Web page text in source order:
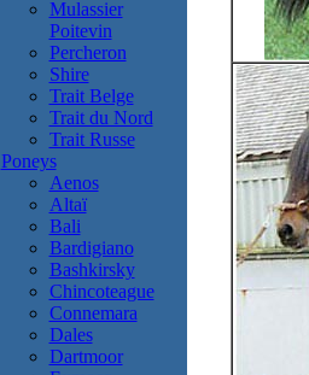
Mulassier
Poitevin
Percheron
Shire
Trait Belge
Trait du Nord
Trait Russe
Poneys
Aenos
Altaï
Bali
Bardigiano
Bashkirsky
Chincoteague
Connemara
Dales
Dartmoor